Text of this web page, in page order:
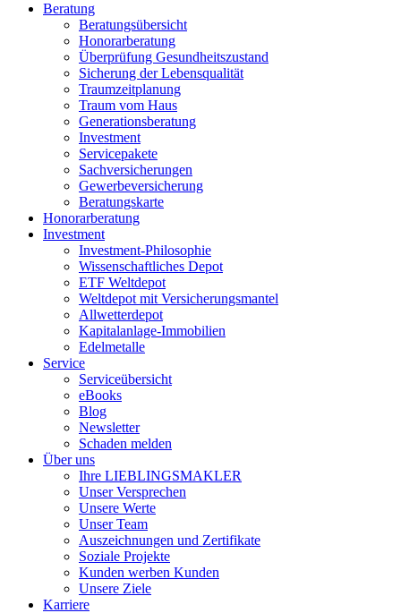
Beratung
Beratungsübersicht
Honorarberatung
Überprüfung Gesundheitszustand
Sicherung der Lebensqualität
Traumzeitplanung
Traum vom Haus
Generationsberatung
Investment
Servicepakete
Sachversicherungen
Gewerbeversicherung
Beratungskarte
Honorarberatung
Investment
Investment-Philosophie
Wissenschaftliches Depot
ETF Weltdepot
Weltdepot mit Versicherungsmantel
Allwetterdepot
Kapitalanlage-Immobilien
Edelmetalle
Service
Serviceübersicht
eBooks
Blog
Newsletter
Schaden melden
Über uns
Ihre LIEBLINGSMAKLER
Unser Versprechen
Unsere Werte
Unser Team
Auszeichnungen und Zertifikate
Soziale Projekte
Kunden werben Kunden
Unsere Ziele
Karriere